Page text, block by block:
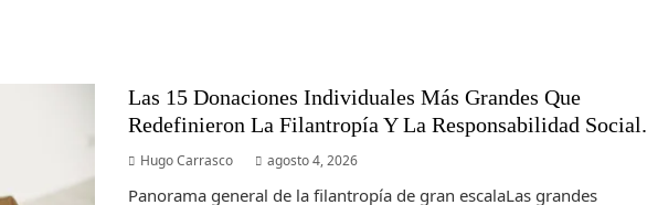
Las 15 Donaciones Individuales Más Grandes Que
Redefinieron La Filantropía Y La Responsabilidad Social.
Hugo Carrasco agosto 4, 2026
Panorama general de la filantropía de gran escalaLas grandes